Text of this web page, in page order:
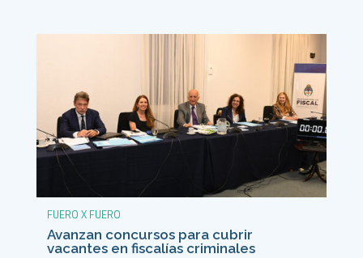
FUERO X FUERO
Avanzan concursos para cubrir
vacantes en fiscalías criminales